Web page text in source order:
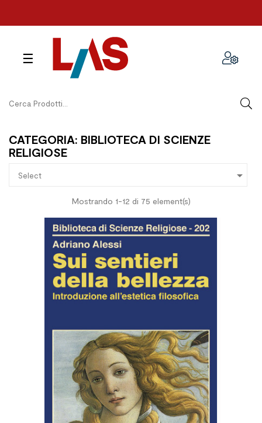
navigazione
☰
CATEGORIA: BIBLIOTECA DI SCIENZE
RELIGIOSE
Select 
Mostrando 1-12 di 75 element(s)